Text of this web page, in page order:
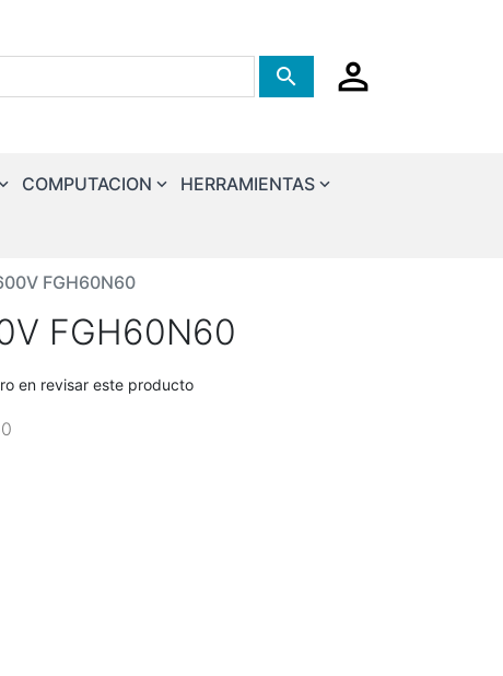
Tienda de busqueda
COMPUTACION
HERRAMIENTAS
FGH60N60
FGH60N60
en revisar este producto
un amigo